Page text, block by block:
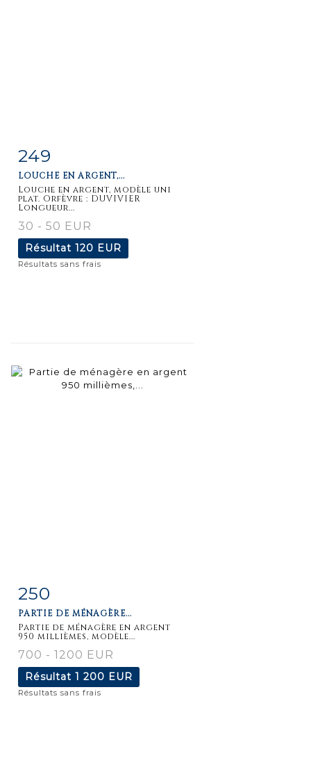
Fiche
249
LOUCHE EN ARGENT,...
Louche en argent, modèle uni
plat. Orfèvre : DUVIVIER
Longueur...
30 - 50 EUR
Résultat 120 EUR
Résultats sans frais
Fiche
détaillée
250
PARTIE DE MÉNAGÈRE...
Partie de ménagère en argent
950 millièmes, modèle...
700 - 1200 EUR
Résultat 1 200 EUR
Résultats sans frais